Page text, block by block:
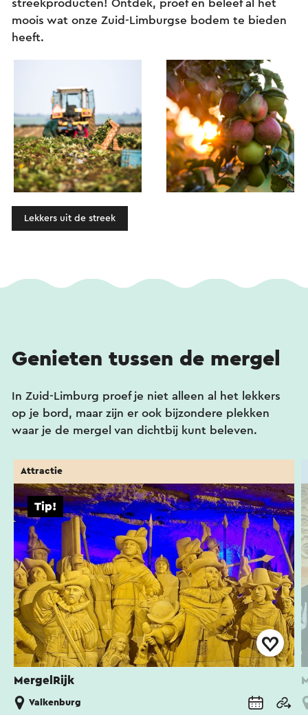
streekproducten! Ontdek, proef en beleef al het
moois wat onze Zuid-Limburgse bodem te bieden
heeft.
Lekkers uit de streek
Genieten tussen de mergel
In Zuid-Limburg proef je niet alleen al het lekkers
op je bord, maar zijn er ook bijzondere plekken
waar je de mergel van dichtbij kunt beleven.
MergelRijk
Tip!
Attractie
Valkenburg